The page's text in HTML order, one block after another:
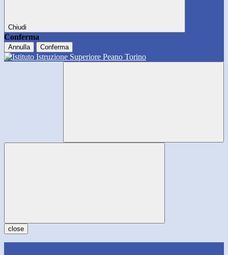
Chiudi
Conferma
Annulla Conferma
close